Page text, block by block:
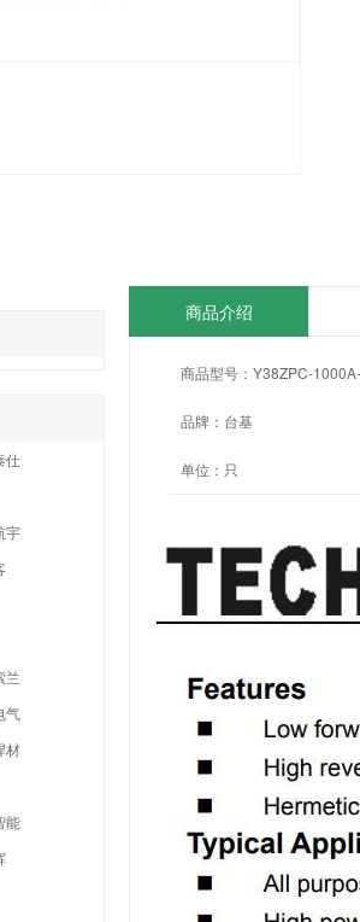
仕
宇
兰
气
材
能
商品介绍
商品型号： Y38ZPC-
品牌： 台基
单位： 只